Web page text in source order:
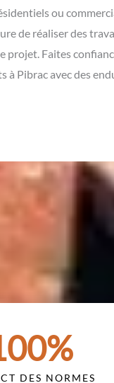
ou
de réaliser des
projet. Faites
Pibrac avec des
DES NORMES
%